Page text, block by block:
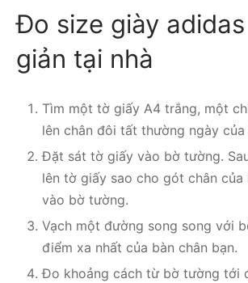
Đo size giày
giản tại nhà
Tìm một tờ giấy A4 trắng, một
lên chân đôi tất thường ngày của
Đặt sát tờ giấy vào bờ tường.
lên tờ giấy sao cho gót chân của
vào bờ tường.
Vạch một đường song song với
điểm xa nhất của bàn chân bạn.
Đo khoảng cách từ bờ tường tới